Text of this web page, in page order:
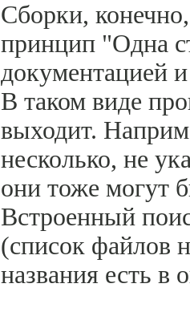
Сборки,
принцип "Одна
документацией
В таком виде
выходит.
несколько, не
они тоже могут
Встроенный
(список файлов
названия есть в